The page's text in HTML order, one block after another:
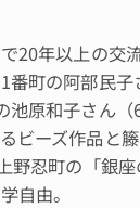
20年以上の交
番町の阿部民子
池原和子さん
ビーズ作品と籐
野忍町の「銀
自由。